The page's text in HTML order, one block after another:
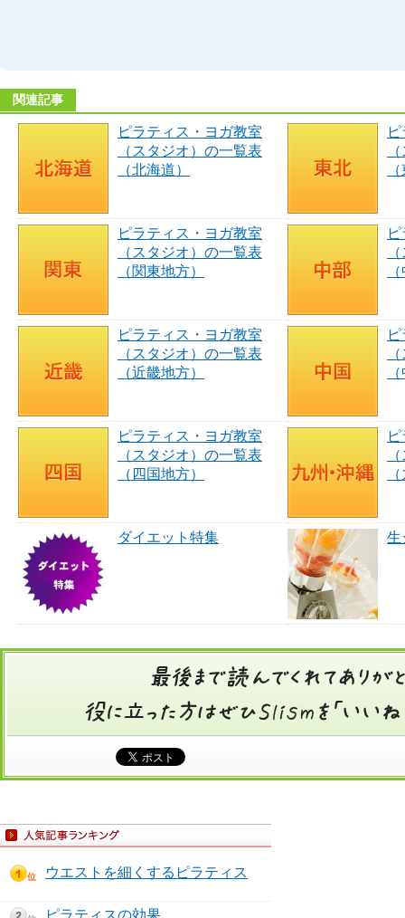
関連記事
ピラティス・ヨガ教室
（スタジオ）の一覧表
（北海道）
ピラティス・ヨガ教室
（スタジオ）の一覧表
（関東地方）
ピラティス・ヨガ教室
（スタジオ）の一覧表
（近畿地方）
ピラティス・ヨガ教室
（スタジオ）の一覧表
（四国地方）
ダイエット特集 生
ウエストを細くするピラティス
ピラティスの効果